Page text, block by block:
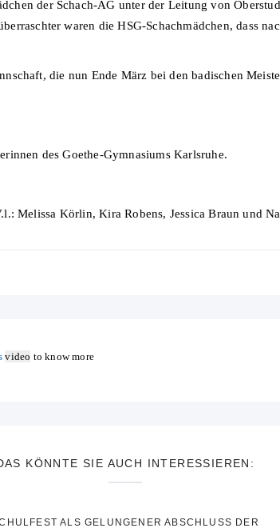
der Schach-AG unter der Leitung von
waren die HSG-Schachmädchen, dass
die nun Ende März bei den badischen
des Goethe-Gymnasiums Karlsruhe.
Melissa Körlin, Kira Robens, Jessica Braun und
video to know more
KÖNNTE SIE AUCH INTERESSIEREN:
ALS GELUNGENER ABSCHLUSS DER